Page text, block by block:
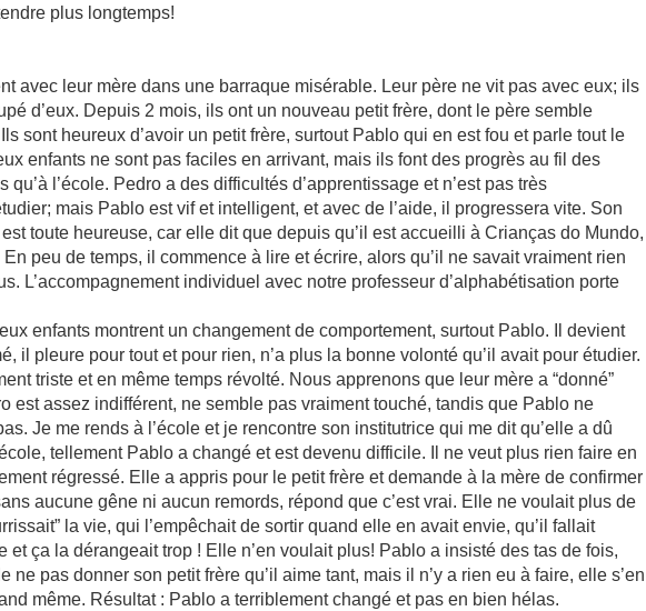
plus longtemps!
avec leur mère dans une barraque misérable. Leur père ne vit pas avec eux; ils
d’eux. Depuis 2 mois, ils ont un nouveau petit frère, dont le père semble
sont heureux d’avoir un petit frère, surtout Pablo qui en est fou et parle tout le
enfants ne sont pas faciles en arrivant, mais ils font des progrès au fil des
qu’à l’école. Pedro a des difficultés d’apprentissage et n’est pas très
mais Pablo est vif et intelligent, et avec de l’aide, il progressera vite. Son
toute heureuse, car elle dit que depuis qu’il est accueilli à Crianças do Mundo,
peu de temps, il commence à lire et écrire, alors qu’il ne savait vraiment rien
L’accompagnement individuel avec notre professeur d’alphabétisation porte
enfants montrent un changement de comportement, surtout Pablo. Il devient
il pleure pour tout et pour rien, n’a plus la bonne volonté qu’il avait pour étudier.
triste et en même temps révolté. Nous apprenons que leur mère a “donné”
est assez indifférent, ne semble pas vraiment touché, tandis que Pablo ne
Je me rends à l’école et je rencontre son institutrice qui me dit qu’elle a dû
tellement Pablo a changé et est devenu difficile. Il ne veut plus rien faire en
régressé. Elle a appris pour le petit frère et demande à la mère de confirmer
aucune gêne ni aucun remords, répond que c’est vrai. Elle ne voulait plus de
la vie, qui l’empêchait de sortir quand elle en avait envie, qu’il fallait
et ça la dérangeait trop ! Elle n’en voulait plus! Pablo a insisté des tas de fois,
ne pas donner son petit frère qu’il aime tant, mais il n’y a rien eu à faire, elle s’en
même. Résultat : Pablo a terriblement changé et pas en bien hélas.